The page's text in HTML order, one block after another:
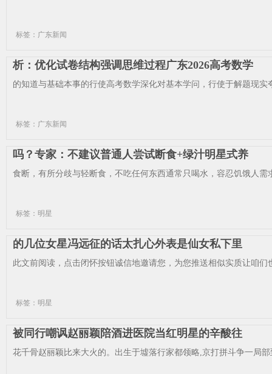
标签：广东新闻
析：优化试卷结构强调思维过程广东2026高考数学
的知道与基础本事的行使高考数学深化对基本学问，行使于解题现
标签：广东新闻
吗？专家：不建议普通人尝试断食+绿汁明星式养
食断，有所分歧与轻断食，不吃任何东西通常只喝水，容忍饥饿人
标签：明星
的几位女星冯远征的话太扎心外表是仙女私下里
此文前阅读，点击闭怀按钮诚信地邀请您，为您推送相似实质让咱
标签：明星
被同行嘲讽赵丽颖陪酒进医院当红明星的辛酸往
花千骨赵丽颖比来大火的。出生于墟落行家都领略,京打拼斗争一局